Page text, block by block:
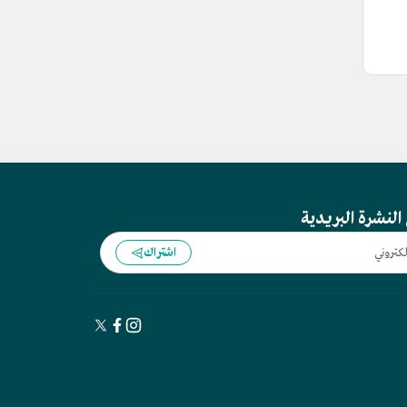
البريدية
اشتراك